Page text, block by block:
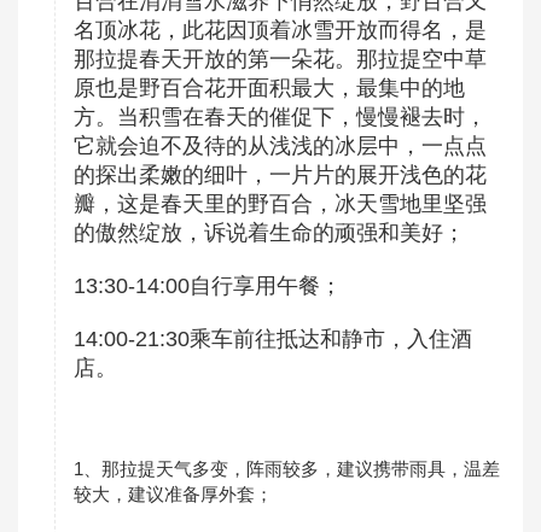
名顶冰花，此花因顶着冰雪开放而得名，是
那拉提春天开放的第一朵花。那拉提空中草
原也是野百合花开面积最大，最集中的地
方。当积雪在春天的催促下，慢慢褪去时，
它就会迫不及待的从浅浅的冰层中，一点点
的探出柔嫩的细叶，一片片的展开浅色的花
瓣，这是春天里的野百合，冰天雪地里坚强
的傲然绽放，诉说着生命的顽强和美好；
13:30-14:00自行享用午餐；
14:00-21:30乘车前往抵达和静市，入住酒
店。
1、那拉提天气多变，阵雨较多，建议携带雨具，温差
较大，建议准备厚外套；